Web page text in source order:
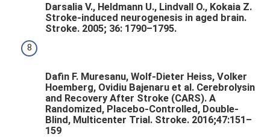
Darsalia V., Heldmann U., Lindvall O., Kokaia Z.
Stroke-induced neurogenesis in aged brain.
Stroke. 2005; 36: 1790–1795.
Dafin F. Muresanu, Wolf-Dieter Heiss, Volker
Hoemberg, Ovidiu Bajenaru et al. Cerebrolysin
and Recovery After Stroke (CARS). A
Randomized, Placebo-Controlled, Double-
Blind, Multicenter Trial. Stroke. 2016;47:151–
159